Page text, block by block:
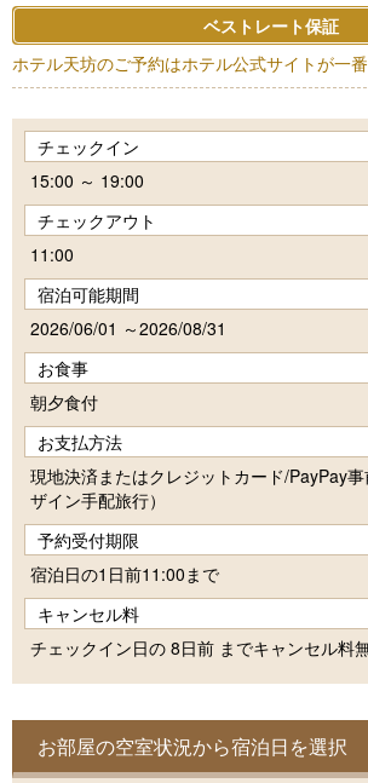
ベストレート保証
ホテル天坊のご予約はホテル公式サイトが一
チェックイン
15:00 ～ 19:00
チェックアウト
11:00
宿泊可能期間
2026/06/01 ～2026/08/31
お食事
朝夕食付
お支払方法
現地決済またはクレジットカード/PayPay
ザイン手配旅行）
予約受付期限
宿泊日の1日前11:00まで
キャンセル料
チェックイン日の 8日前 までキャンセル料
お部屋の空室状況から宿泊日を選択